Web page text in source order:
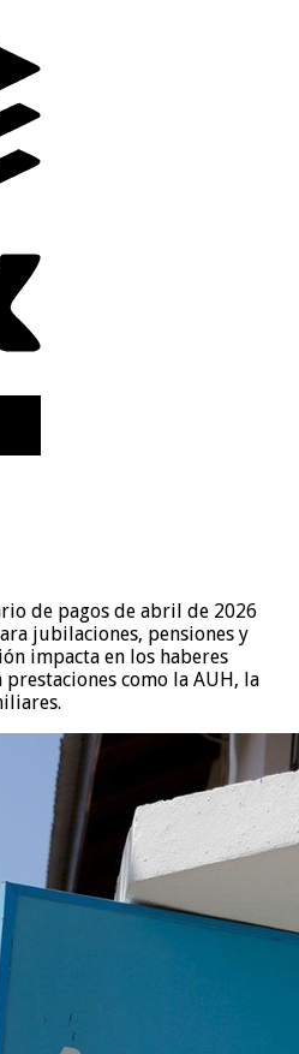
de pagos de abril de 2026
jubilaciones, pensiones y
impacta en los haberes
como la AUH, la